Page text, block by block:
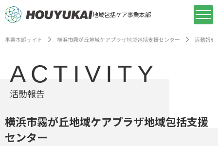
地域包括ケア事業本部
事業本部サイト 横浜市霧が丘地域ケアプラザ地域包括支援センター 活動報告
ACTIVITY
活動報告
横浜市霧が丘地域ケアプラザ地域包括支援
センター